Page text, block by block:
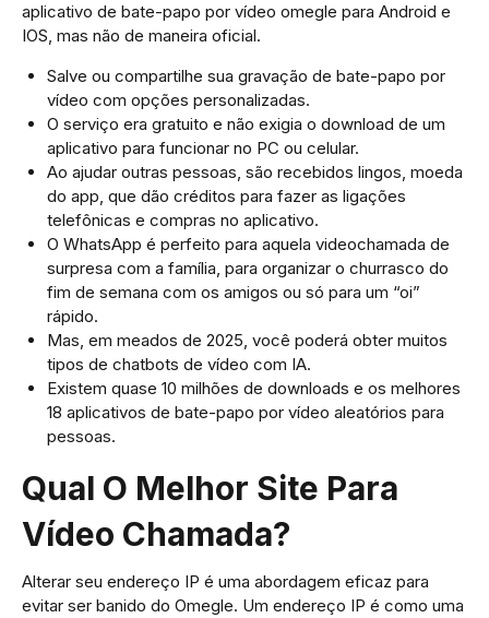
aplicativo de bate-papo por vídeo omegle para Android e
IOS, mas não de maneira oficial.
Salve ou compartilhe sua gravação de bate-papo por
vídeo com opções personalizadas.
O serviço era gratuito e não exigia o download de um
aplicativo para funcionar no PC ou celular.
Ao ajudar outras pessoas, são recebidos lingos, moeda
do app, que dão créditos para fazer as ligações
telefônicas e compras no aplicativo.
O WhatsApp é perfeito para aquela videochamada de
surpresa com a família, para organizar o churrasco do
fim de semana com os amigos ou só para um “oi”
rápido.
Mas, em meados de 2025, você poderá obter muitos
tipos de chatbots de vídeo com IA.
Existem quase 10 milhões de downloads e os melhores
18 aplicativos de bate-papo por vídeo aleatórios para
pessoas.
Qual O Melhor Site Para
Vídeo Chamada?
Alterar seu endereço IP é uma abordagem eficaz para
evitar ser banido do Omegle. Um endereço IP é como uma